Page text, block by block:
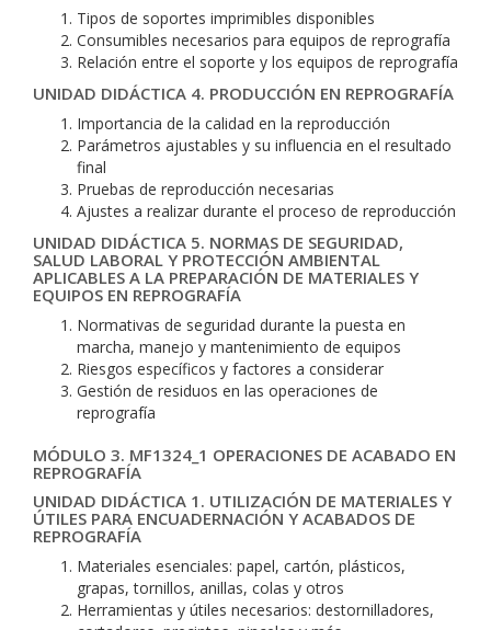
Tipos de soportes imprimibles disponibles
Consumibles necesarios para equipos de reprografía
Relación entre el soporte y los equipos de reprografía
UNIDAD DIDÁCTICA 4. PRODUCCIÓN EN REPROGRAFÍA
Importancia de la calidad en la reproducción
Parámetros ajustables y su influencia en el resultado
final
Pruebas de reproducción necesarias
Ajustes a realizar durante el proceso de reproducción
UNIDAD DIDÁCTICA 5. NORMAS DE SEGURIDAD,
SALUD LABORAL Y PROTECCIÓN AMBIENTAL
APLICABLES A LA PREPARACIÓN DE MATERIALES Y
EQUIPOS EN REPROGRAFÍA
Normativas de seguridad durante la puesta en
marcha, manejo y mantenimiento de equipos
Riesgos específicos y factores a considerar
Gestión de residuos en las operaciones de
reprografía
MÓDULO 3. MF1324_1 OPERACIONES DE ACABADO EN
REPROGRAFÍA
UNIDAD DIDÁCTICA 1. UTILIZACIÓN DE MATERIALES Y
ÚTILES PARA ENCUADERNACIÓN Y ACABADOS DE
REPROGRAFÍA
Materiales esenciales: papel, cartón, plásticos,
grapas, tornillos, anillas, colas y otros
Herramientas y útiles necesarios: destornilladores,